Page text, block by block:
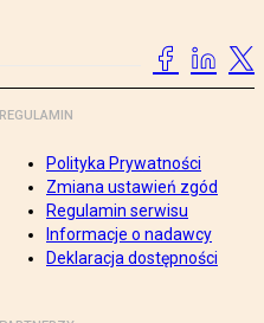
REGULAMIN
Polityka Prywatności
Zmiana ustawień zgód
Regulamin serwisu
Informacje o nadawcy
Deklaracja dostępności